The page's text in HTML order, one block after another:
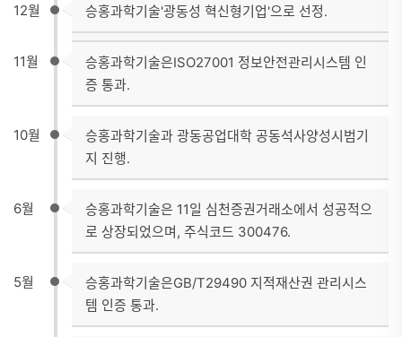
칭호 획득.
12월 승홍과학기술'광동성 혁신형기업'으로 선정.
11월
승홍과학기술은ISO27001 정보안전관리시스템 인
증 통과.
10월
승홍과학기술과 광동공업대학 공동석사양성시범기
지 진행.
6월
승홍과학기술은 11일 심천증권거래소에서 성공적으
로 상장되었으며, 주식코드 300476.
5월
승홍과학기술은GB/T29490 지적재산권 관리시스
템 인증 통과.